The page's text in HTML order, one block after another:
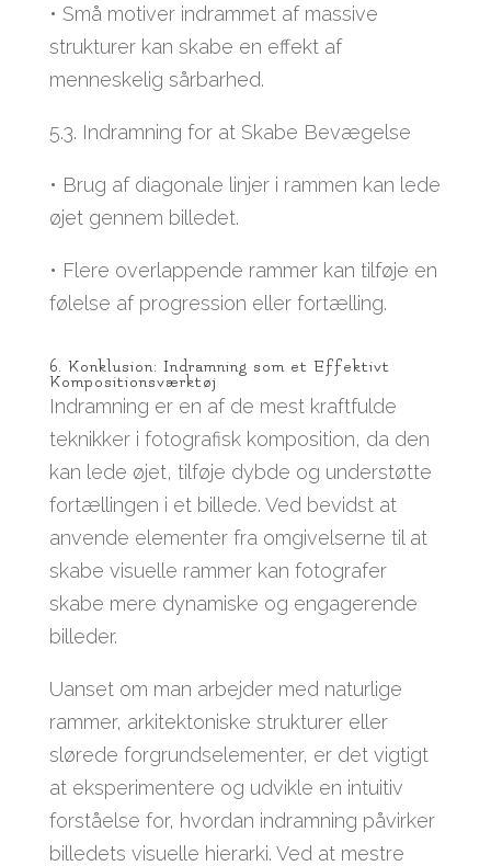
• Små motiver indrammet af massive
strukturer kan skabe en effekt af
menneskelig sårbarhed.
5.3. Indramning for at Skabe Bevægelse
• Brug af diagonale linjer i rammen kan lede
øjet gennem billedet.
• Flere overlappende rammer kan tilføje en
følelse af progression eller fortælling.
6. Konklusion: Indramning som et Effektivt
Kompositionsværktøj
Indramning er en af de mest kraftfulde
teknikker i fotografisk komposition, da den
kan lede øjet, tilføje dybde og understøtte
fortællingen i et billede. Ved bevidst at
anvende elementer fra omgivelserne til at
skabe visuelle rammer kan fotografer
skabe mere dynamiske og engagerende
billeder.
Uanset om man arbejder med naturlige
rammer, arkitektoniske strukturer eller
slørede forgrundselementer, er det vigtigt
at eksperimentere og udvikle en intuitiv
forståelse for, hvordan indramning påvirker
billedets visuelle hierarki. Ved at mestre